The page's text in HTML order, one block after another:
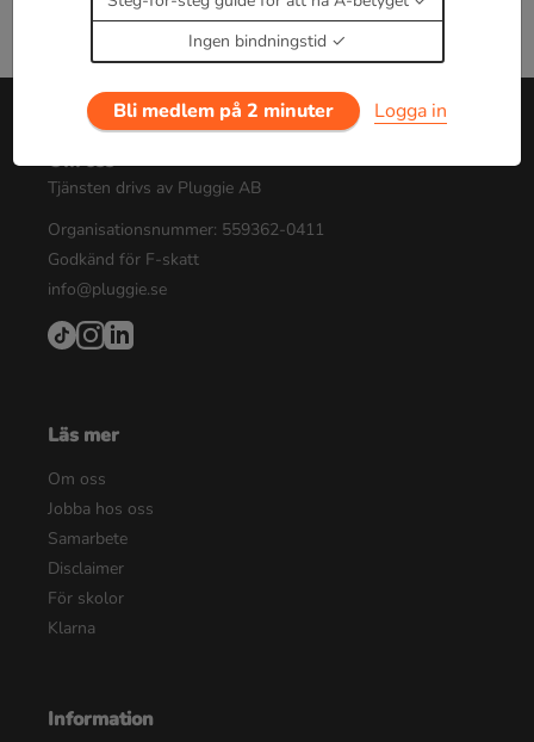
Ingen bindningstid
Bli medlem på 2 minuter
Logga in
Om oss
Tjänsten drivs av Pluggie AB
Organisationsnummer: 559362-0411
Godkänd för F-skatt
info@pluggie.se
Läs mer
Om oss
Jobba hos oss
Samarbete
Disclaimer
För skolor
Klarna
Information